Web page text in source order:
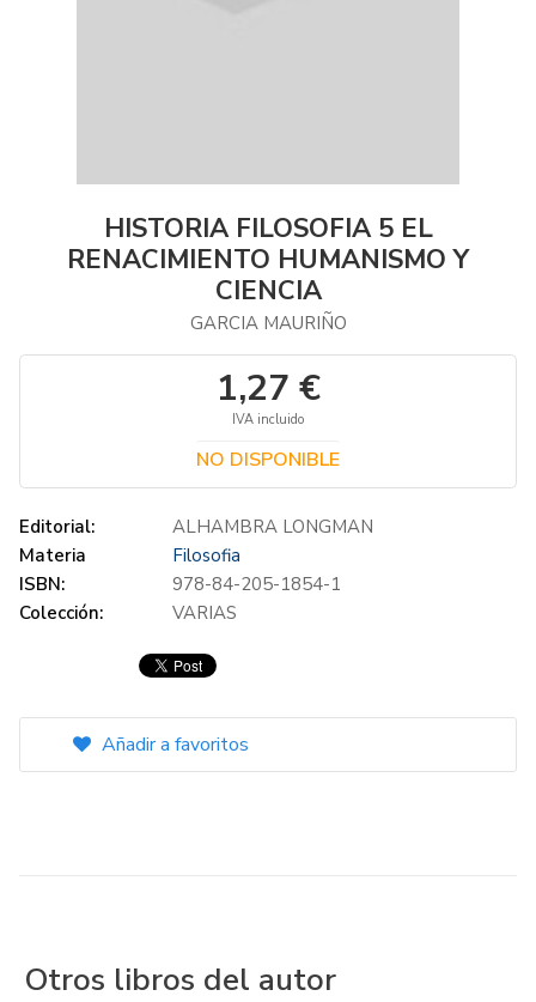
HISTORIA FILOSOFIA 5 EL
RENACIMIENTO HUMANISMO Y
CIENCIA
GARCIA MAURIÑO
1,27 €
IVA incluido
NO DISPONIBLE
Editorial:
ALHAMBRA LONGMAN
Materia
Filosofia
ISBN:
978-84-205-1854-1
Colección:
VARIAS
Añadir a favoritos
Otros libros del autor